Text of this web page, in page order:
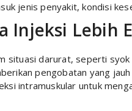
jenis penyakit, kondisi
Injeksi Lebih
situasi darurat, seperti
pengobatan yang
intramuskular untuk